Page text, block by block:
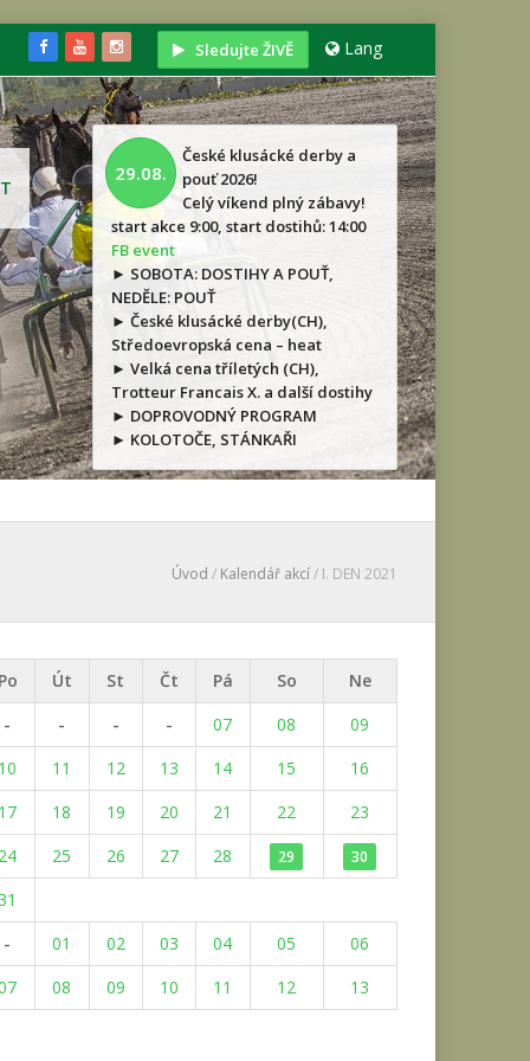
Sledujte ŽIVĚ Lang
29.08.
České klusácké derby a
pouť 2026!
Celý víkend plný zábavy!
start akce 9:00, start dostihů: 14:00
FB event
► SOBOTA: DOSTIHY A POUŤ,
NEDĚLE: POUŤ
► České klusácké derby(CH),
Středoevropská cena – heat
► Velká cena tříletých (CH),
Trotteur Francais X. a další dostihy
► DOPROVODNÝ PROGRAM
► KOLOTOČE, STÁNKAŘI
Úvod / Kalendář akcí/ I. DEN 2021
Po Út St Čt Pá So
Ne
-
- - - 07 08
09
10
11 12 13 14 15
16
17
18 19 20 21 22
23
24
25 26 27 28 29 30
31
-
01 02 03 04 05
06
08 09 10 11 12 13